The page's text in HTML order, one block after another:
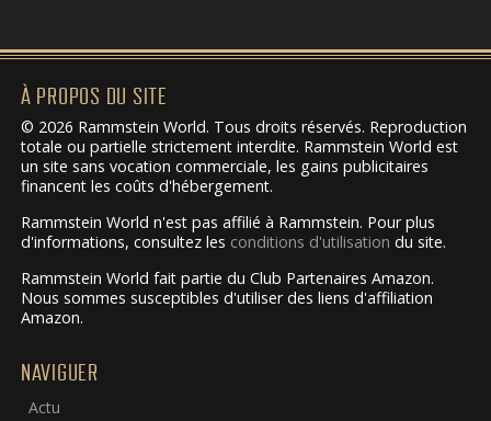
À PROPOS DU SITE
© 2026 Rammstein World. Tous droits réservés. Reproduction
totale ou partielle strictement interdite. Rammstein World est
un site sans vocation commerciale, les gains publicitaires
financent les coûts d'hébergement.
Rammstein World n'est pas affilié à Rammstein. Pour plus
d'informations, consultez les conditions d'utilisation du site.
Rammstein World fait partie du Club Partenaires Amazon.
Nous sommes susceptibles d'utiliser des liens d'affiliation
Amazon.
NAVIGUER
Actu